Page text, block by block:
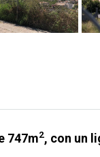
747m2, con un